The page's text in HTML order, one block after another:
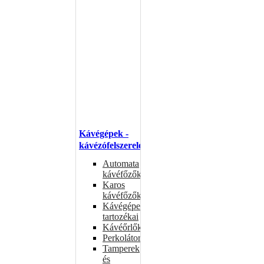
Kávégépek -
kávézófelszerelés
Automata
kávéfőzők
Karos
kávéfőzők
Kávégépek
tartozékai
Kávéőrlők
Perkolátorok
Tamperek
és